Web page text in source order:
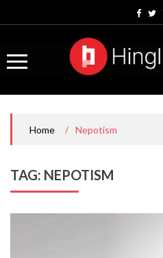
Home / Nepotism
TAG: NEPOTISM